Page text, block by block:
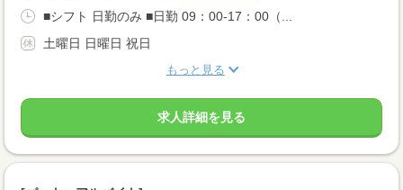
■シフト 日勤のみ ■日勤 09：00-17：00（...
土曜日 日曜日 祝日
もっと見る
求人詳細を見る